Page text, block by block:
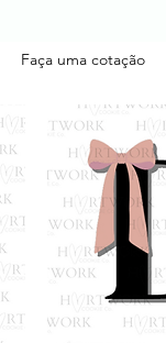
Faça uma cotação